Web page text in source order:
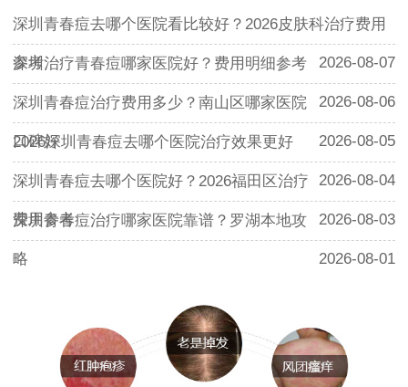
深圳青春痘去哪个医院看比较好？2026皮肤科治疗费用
参考 2026-08-07
深圳治疗青春痘哪家医院好？费用明细参考
2026-08-06
深圳青春痘治疗费用多少？南山区哪家医院
口碑好 2026-08-05
2026深圳青春痘去哪个医院治疗效果更好
2026-08-04
深圳青春痘去哪个医院好？2026福田区治疗
费用参考 2026-08-03
深圳青春痘治疗哪家医院靠谱？罗湖本地攻
略 2026-08-01